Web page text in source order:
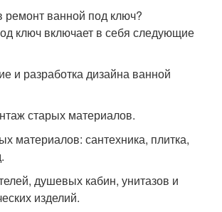
ремонт ванной под ключ?
ключ включает в себя следующие
и разработка дизайна ванной
старых материалов.
материалов: сантехника, плитка,
душевых кабин, унитазов и
изделий.